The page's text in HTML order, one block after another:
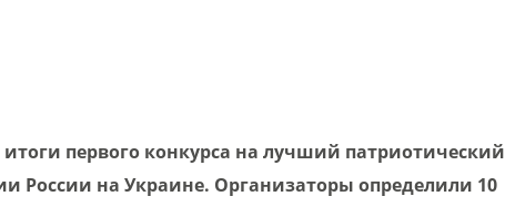
первого конкурса на лучший патриотический
России на Украине. Организаторы определили 10